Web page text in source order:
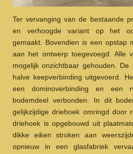
Ter vervanging van de bestaande
en verhoogde variant op het
gemaakt. Bovendien is een opstap
aan het ontwerp toegevoegd. Alle
mogelijk onzichtbaar gehouden.
halve keepverbinding uitgevoerd.
een dominoverbinding en een
bodemdeel verbonden. In dit
gelijkzijdige driehoek omringd door
driehoek is opgebouwd uit
dikke eiken stroken aan
opnieuw in een glasfabriek